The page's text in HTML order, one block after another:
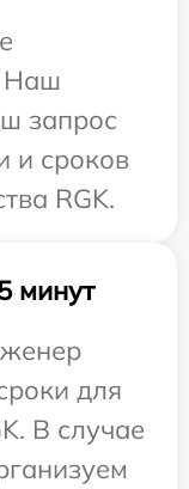
Наш
запрос
и сроков
RGK.
минут
для
В случае